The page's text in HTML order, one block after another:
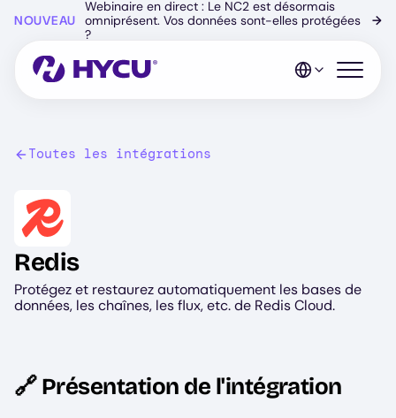
content
NOUVEAU
Webinaire en direct : Le NC2 est désormais
omniprésent. Vos données sont-elles protégées
?
→
Open
Toutes les intégrations
Image
Redis
Protégez et restaurez automatiquement les bases de
données, les chaînes, les flux, etc. de Redis Cloud.
🔗 Présentation de l'intégration